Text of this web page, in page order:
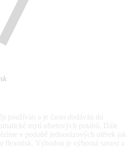
používán a je často dodáván do
mytí ofsetových potahů. Dále
v podobě jednorázových utěrek jak
flexotisk. Výhodou je výborná savost a